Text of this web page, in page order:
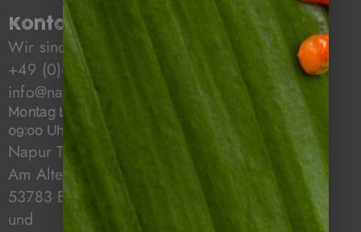
Kontakt & Öffnungszeiten
Wir sind für Sie da!
+49 (0)6322 / 956 6011
info@napurtours.de
Montag bis Freitag:
09:00 Uhr - 18:00 Uhr
Napur Tours GmbH
Am Alten Weingarten 7
53783 Eitorf
und